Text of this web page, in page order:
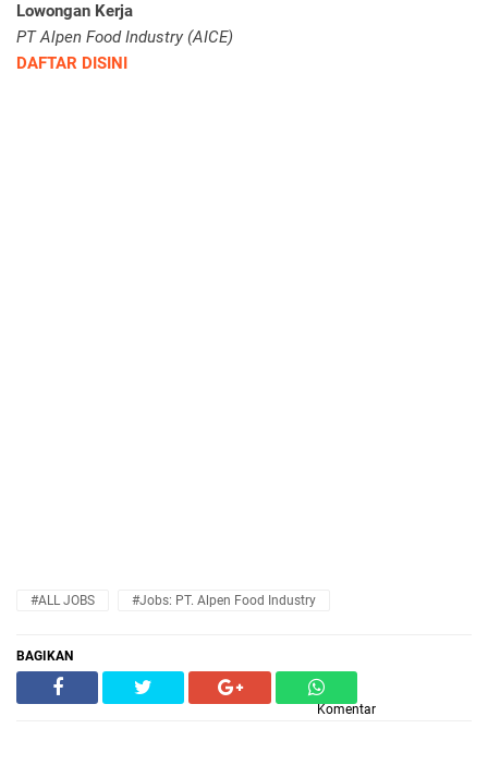
Lowongan Kerja
PT Alpen Food Industry (AICE)
DAFTAR DISINI
#ALL JOBS #Jobs: PT. Alpen Food Industry
BAGIKAN
Komentar